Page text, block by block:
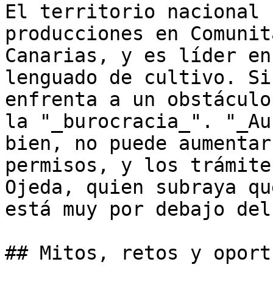
El territorio nacional
producciones en
Canarias, y es líder en
lenguado de cultivo.
enfrenta a un
la "_burocracia_".
bien, no puede
permisos, y los
Ojeda, quien subraya
está muy por debajo
## Mitos, retos y